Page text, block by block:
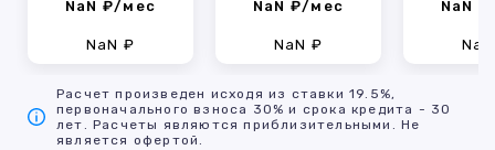
NaN ₽/мес
NaN ₽
NaN ₽/мес
NaN ₽
NaN
Расчет произведен исходя из ставки 19.5%,
первоначального взноса 30% и срока кредита - 30
лет. Расчеты являются приблизительными. Не
является офертой.